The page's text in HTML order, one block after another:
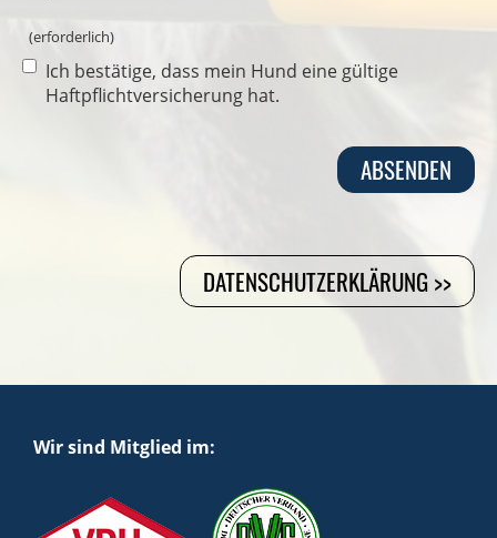
(erforderlich)
Ich bestätige, dass mein Hund eine gültige
Haftpflichtversicherung hat.
DATENSCHUTZERKLÄRUNG >>
Wir sind Mitglied im: